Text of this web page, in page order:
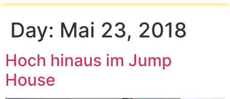
Day: Mai 23, 2018
Hoch hinaus im Jump
House